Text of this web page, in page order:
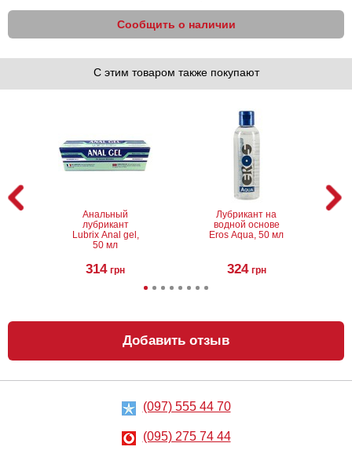
Сообщить о наличии
С этим товаром также покупают
Анальный
лубрикант
Lubrix Anal gel,
50 мл
314 грн
Лубрикант на
водной основе
Eros Aqua, 50 мл
324 грн
Анальный
лубрикант на
водной основе
Just Glide Anal,
Металлическая
пробка Slash, S
Добавить отзыв
(097) 555 44 70
(095) 275 74 44